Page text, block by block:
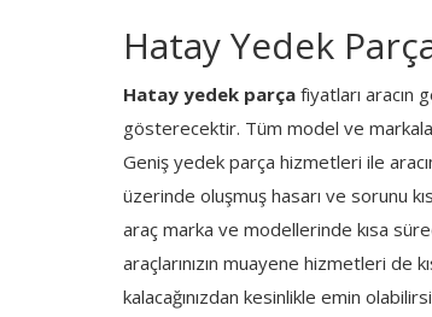
Hatay Yedek
Hatay yedek parça fiyatları aracın
gösterecektir. Tüm model ve
Geniş yedek parça hizmetleri ile
üzerinde oluşmuş hasarı ve sorunu
araç marka ve modellerinde kısa
araçlarınızın muayene hizmetleri de
kalacağınızdan kesinlikle emin